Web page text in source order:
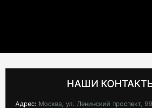
НАШИ
Адрес: Москва, ул. Ленинский проспект,